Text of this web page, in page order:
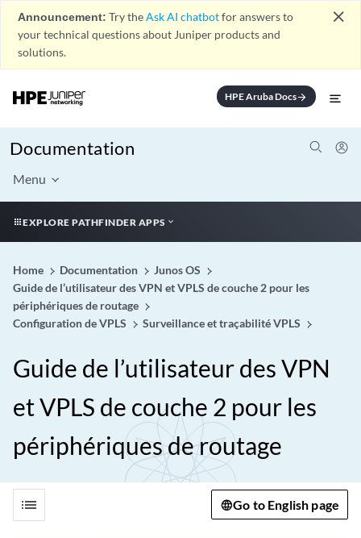
Announcement: Try theAsk AI chatbotfor answers to
your technical questions about Juniper products and
solutions.
close
HPE Aruba Docsarrow_forward
Documentation
Menu
EXPLORE PATHFINDER APPS
Home Documentation
Junos OS
Guide de l’utilisateur des VPN et VPLS de couche 2 pour les
périphériques de routage
Configuration de VPLS
Surveillance et traçabilité VPLS
Guide de l’utilisateur des VPN
et VPLS de couche 2 pour les
périphériques de routage
list Go to English page